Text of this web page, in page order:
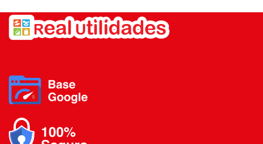
Garrafa
embalagem: 1 Garrafa